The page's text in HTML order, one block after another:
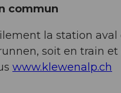
commun
la station
soit en train
www.klewenalp.ch